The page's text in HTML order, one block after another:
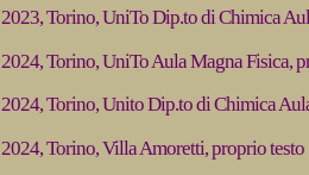
2023, Torino, UniTo Dip.to di Chimica
2024, Torino, UniTo Aula Magna Fisica,
2024, Torino, Unito Dip.to di Chimica
2024, Torino, Villa Amoretti, proprio